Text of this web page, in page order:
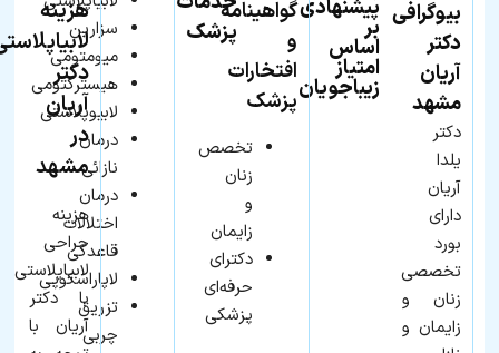
بیوگرافی
دکتر
آریان
مشهد
دکتر
یلدا
آریان
دارای
بورد
تخصصی
زنان و
زایمان و
پیشنهادی
بر
اساس
امتیاز
زیباجویان
گواهینامه
و
افتخارات
پزشک
تخصص
زنان
و
زایمان
دکترای
حرفه‌ای
پزشکی
پزشک
سزارین
میومتومی
هیسترکتومی
لابیوپلاستی
درمان
نازائی
درمان
اختلالات
قاعدگی
لاپاراسکوپی
تزریق
چربی
هزینه
دکتر
آریان
در
مشهد
هزینه
جراحی
لابیاپلاستی
با دکتر
آریان با